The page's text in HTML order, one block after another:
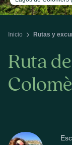
Inicio Rutas y
Ruta